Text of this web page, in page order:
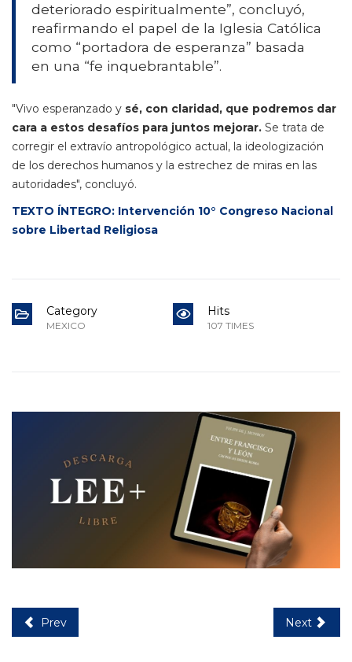
deteriorado espiritualmente”, concluyó,
reafirmando el papel de la Iglesia Católica
como “portadora de esperanza” basada
en una “fe inquebrantable”.
"Vivo esperanzado y sé, con claridad, que podremos dar
cara a estos desafíos para juntos mejorar. Se trata de
corregir el extravío antropológico actual, la ideologización
de los derechos humanos y la estrechez de miras en las
autoridades", concluyó.
TEXTO ÍNTEGRO: Intervención 10° Congreso Nacional
sobre Libertad Religiosa
Category
MEXICO
Hits
107 TIMES
Prev Next